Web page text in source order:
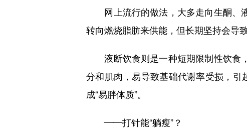
网上流行的做法，大多走向生酮、液
转向燃烧脂肪来供能，但长期坚持会导
液断饮食则是一种短期限制性饮食，
分和肌肉，易导致基础代谢率受损，引
成“易胖体质”。
——打针能“躺瘦”？